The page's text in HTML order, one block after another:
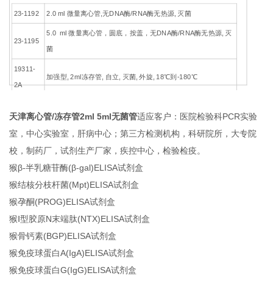
23-1192 2.0 ml 微量离心管,无DNA酶/RNA酶无热源, 灭菌
23-1195
5.0 ml 微量离心管，圆底，按盖，无DNA酶/RNA酶无热源, 灭
菌
19311-
2A
加强型, 2ml冻存管, 自立, 灭菌, 外旋, 18℃到-180℃
5A
加强型, 5ml冻存管, 自立, 灭菌, 外旋, 18℃到-180℃
天津离心管/冻存管2ml 5ml无菌管适应客户：医院检验科PCR实验
室，中心实验室，肝病中心；第三方检测机构，科研院所，大专院
校，制药厂，试剂生产厂家，疾控中心，检验检疫。
猴β-半乳糖苷酶(β-gal)ELISA试剂盒
猴结核分枝杆菌(Mpt)ELISA试剂盒
猴孕酮(PROG)ELISA试剂盒
猴Ⅰ型胶原N末端肽(NTX)ELISA试剂盒
猴骨钙素(BGP)ELISA试剂盒
猴免疫球蛋白A(IgA)ELISA试剂盒
猴免疫球蛋白G(IgG)ELISA试剂盒